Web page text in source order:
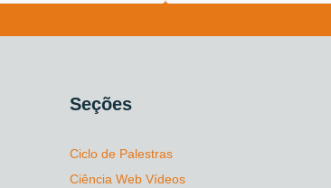
Seções
Ciclo de Palestras
Ciência Web Vídeos